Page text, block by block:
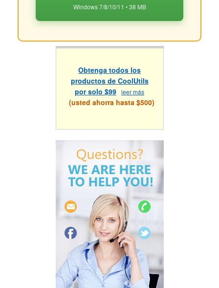
Windows 7/8/10/11 • 38 MB
Obtenga todos los
productos de CoolUtils
por solo $99 leer más
(usted ahorra hasta $500)